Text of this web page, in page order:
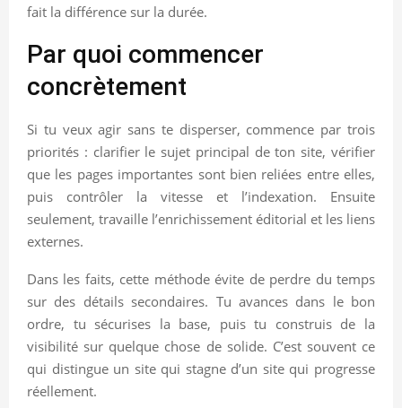
fait la différence sur la durée.
Par quoi commencer
concrètement
Si tu veux agir sans te disperser, commence par trois
priorités : clarifier le sujet principal de ton site, vérifier
que les pages importantes sont bien reliées entre elles,
puis contrôler la vitesse et l’indexation. Ensuite
seulement, travaille l’enrichissement éditorial et les liens
externes.
Dans les faits, cette méthode évite de perdre du temps
sur des détails secondaires. Tu avances dans le bon
ordre, tu sécurises la base, puis tu construis de la
visibilité sur quelque chose de solide. C’est souvent ce
qui distingue un site qui stagne d’un site qui progresse
réellement.